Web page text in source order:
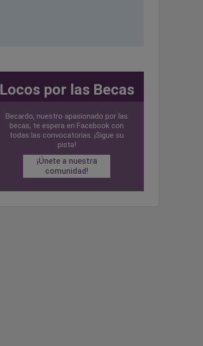
Locos por las Becas
Becardo, nuestro apasionado por las
becas, te espera en Facebook con
todas las convocatorias. ¡Sigue su
pista!
¡Únete a nuestra
comunidad!